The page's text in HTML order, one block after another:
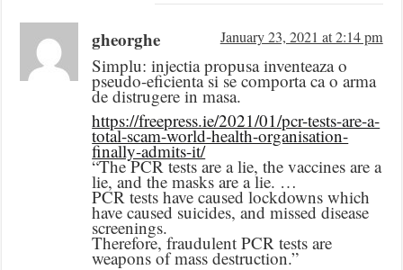
gheorghe January 23, 2021 at 2:14 pm
Simplu: injectia propusa inventeaza o
pseudo-eficienta si se comporta ca o arma
de distrugere in masa.
https://freepress.ie/2021/01/pcr-tests-are-a-
total-scam-world-health-organisation-
finally-admits-it/
“The PCR tests are a lie, the vaccines are a
lie, and the masks are a lie. …
PCR tests have caused lockdowns which
have caused suicides, and missed disease
screenings.
Therefore, fraudulent PCR tests are
weapons of mass destruction.”